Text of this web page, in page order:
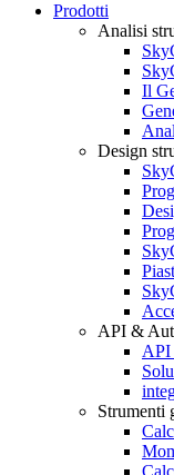
Prodotti
Analisi
Il
Design
API &
API
Strumenti